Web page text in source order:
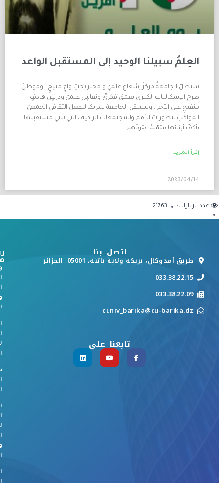
العِلمُ سبيلنا الوحيد إلى المستقبل الواعد
ستظلّ الجامعةُ مركزَ إشعاع علميّ و مخبرَ بحثٍ واعٍ منتِجٍ ، وموطنَ
طرح الإشكاليات الكبرى بعمق فكريٍّ ونقاشٍ علميّ ودرسٍ هادفٍ
منفتحٍ على الآخر ، وستبقى الجامعةُ شريكا للفعل الثقافي الجمعيّ
المواكب لتطورات الأمم والمجتمعات الراقية ، التي تبني مستقبلَها
بأكفّ أبنائها مثمّنةً عقولَهم
إقرأ المزيد
2023/04/14
عدد الزيارات: 2٬763
اتصل بنا
طريق أمدوكال، بريكة ولاية باتنة، 05001، الجزائر
033.38.22.15
033.38.22.09
cuniv_barika@cu-barika.dz
تابعنا على